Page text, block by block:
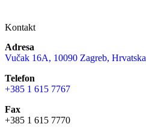
Kontakt
Adresa
Vučak 16A, 10090 Zagreb, Hrvatska
Telefon
+385 1 615 7767
Fax
+385 1 615 7770